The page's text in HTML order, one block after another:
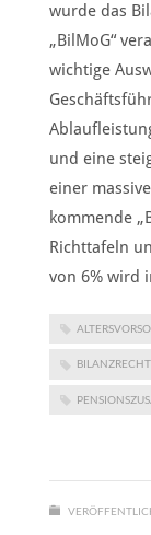
wurde das
„BilMoG“
wichtige
und eine
einer
kommende
Richttafeln
von 6% wird